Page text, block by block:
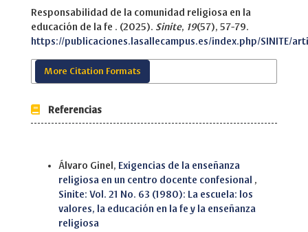
Responsabilidad de la comunidad religiosa en la
educación de la fe . (2025). Sinite, 19(57), 57-79.
https://publicaciones.lasallecampus.es/index.php/SINITE/
More Citation Formats
Referencias
Álvaro Ginel, Exigencias de la enseñanza
religiosa en un centro docente confesional ,
Sinite: Vol. 21 No. 63 (1980): La escuela: los
valores, la educación en la fe y la enseñanza
religiosa